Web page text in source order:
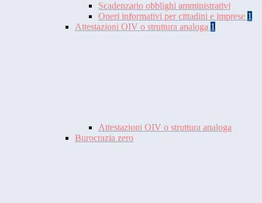
Scadenzario obblighi amministrativi
Oneri informativi per cittadini e imprese 1
Attestazioni OIV o struttura analoga 1
Attestazioni OIV o struttura analoga
Burocrazia zero